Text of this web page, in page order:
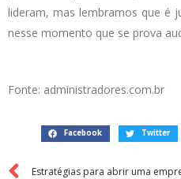
lideram, mas lembramos que é
nesse momento que se prova
Fonte: administradores.com.br
Facebook Twitter
Estratégias para abrir uma